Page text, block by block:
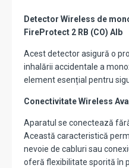
Detector Wireless de
FireProtect 2 RB (CO) Alb
Acest detector asigură o
inhalării accidentale a
element esențial pentru
Conectivitate Wireless
Aparatul se conectează
Această caracteristică
nevoie de cabluri sau
oferă flexibilitate sporită în